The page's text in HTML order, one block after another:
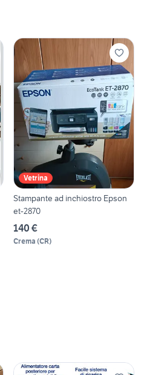
Vetrina
Stampante ad inchiostro Epson
et-2870
140 €
Crema (CR)